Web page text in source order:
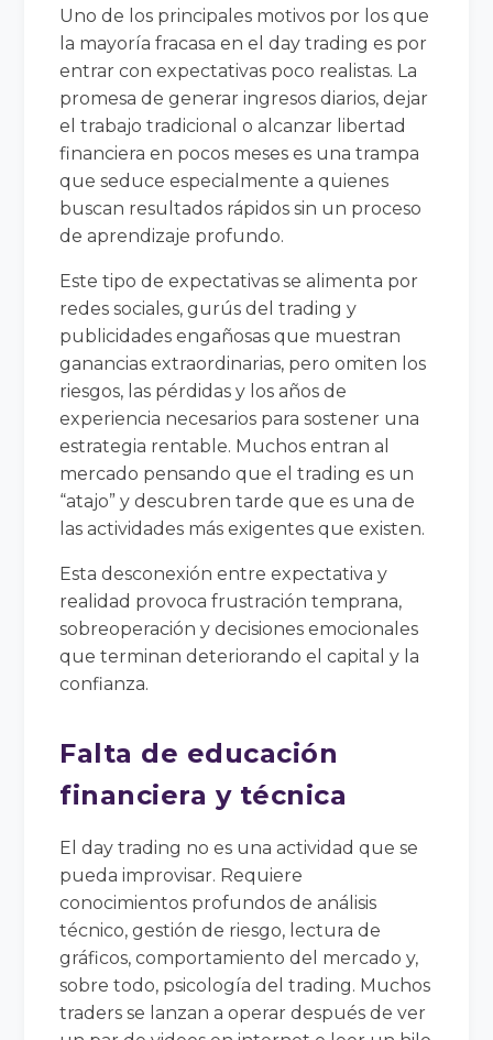
Uno de los principales motivos por los que
la mayoría fracasa en el day trading es por
entrar con expectativas poco realistas. La
promesa de generar ingresos diarios, dejar
el trabajo tradicional o alcanzar libertad
financiera en pocos meses es una trampa
que seduce especialmente a quienes
buscan resultados rápidos sin un proceso
de aprendizaje profundo.
Este tipo de expectativas se alimenta por
redes sociales, gurús del trading y
publicidades engañosas que muestran
ganancias extraordinarias, pero omiten los
riesgos, las pérdidas y los años de
experiencia necesarios para sostener una
estrategia rentable. Muchos entran al
mercado pensando que el trading es un
“atajo” y descubren tarde que es una de
las actividades más exigentes que existen.
Esta desconexión entre expectativa y
realidad provoca frustración temprana,
sobreoperación y decisiones emocionales
que terminan deteriorando el capital y la
confianza.
Falta de educación
financiera y técnica
El day trading no es una actividad que se
pueda improvisar. Requiere
conocimientos profundos de análisis
técnico, gestión de riesgo, lectura de
gráficos, comportamiento del mercado y,
sobre todo, psicología del trading. Muchos
traders se lanzan a operar después de ver